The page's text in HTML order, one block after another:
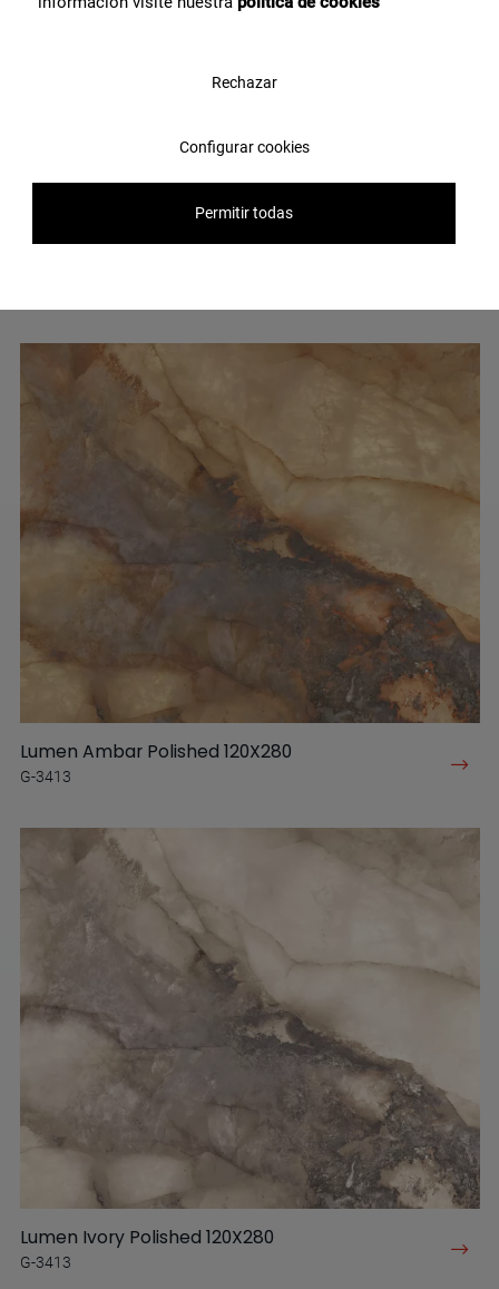
Lumen Ambar Polished 120X280
G-3413
Lumen Ivory Polished 120X280
G-3413
Rechazar
Configurar cookies
Permitir todas